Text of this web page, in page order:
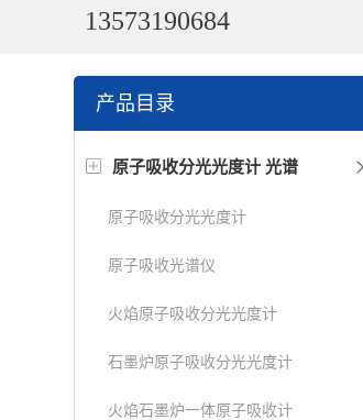
13573190684
产品目录
原子吸收分光光度计 光谱
原子吸收分光光度计
原子吸收光谱仪
火焰原子吸收分光光度计
石墨炉原子吸收分光光度计
火焰石墨炉一体原子吸收计